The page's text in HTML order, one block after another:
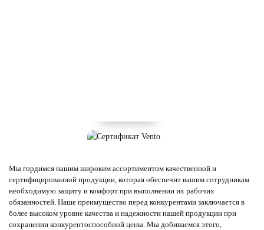
Мы гордимся нашим широким ассортиментом качественной и
сертифицированной продукции, которая обеспечит вашим сотрудникам
необходимую защиту и комфорт при выполнении их рабочих
обязанностей. Наше преимущество перед конкурентами заключается в
более высоком уровне качества и надежности нашей продукции при
сохранении конкурентоспособной цены. Мы добиваемся этого,